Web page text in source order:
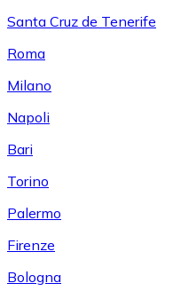
Santa Cruz de Tenerife
Roma
Milano
Napoli
Bari
Torino
Palermo
Firenze
Bologna